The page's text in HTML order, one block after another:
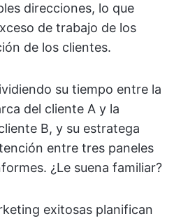
direcciones, lo que
de trabajo de los
de los clientes.
su tiempo entre la
del cliente A y la
B, y su estratega
entre tres paneles
¿Le suena familiar?
exitosas planifican